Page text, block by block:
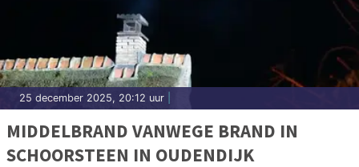
25 december 2025, 20:12 uur
MIDDELBRAND VANWEGE BRAND IN
SCHOORSTEEN IN OUDENDIJK